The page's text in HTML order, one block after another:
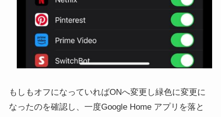
もしもオフになっていればONへ変更し緑色に変更に
なったのを確認し、一度Google Home アプリを落と